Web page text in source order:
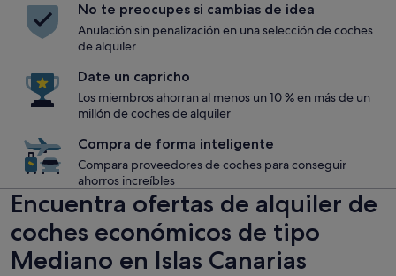
No te preocupes si cambias de idea
Anulación sin penalización en una selección de coches
de alquiler
Date un capricho
Los miembros ahorran al menos un 10 % en más de un
millón de coches de alquiler
Compra de forma inteligente
Compara proveedores de coches para conseguir
ahorros increíbles
Encuentra ofertas de alquiler de
coches económicos de tipo
Mediano en Islas Canarias